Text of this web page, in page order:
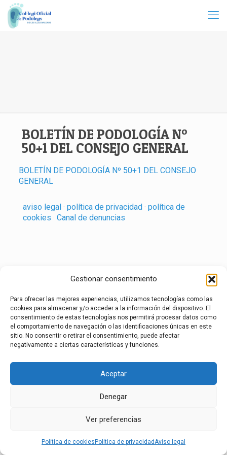
Gestionar consentimiento
Para ofrecer las mejores experiencias, utilizamos tecnologías como las
cookies para almacenar y/o acceder a la información del dispositivo. El
consentimiento de estas tecnologías nos permitirá procesar datos como
el comportamiento de navegación o las identificaciones únicas en este
sitio. No consentir o retirar el consentimiento, puede afectar
negativamente a ciertas características y funciones.
Aceptar
Denegar
Ver preferencias
Política de cookies Política de privacidadAviso legal
BOLETÍN DE PODOLOGÍA Nº
50+1 DEL CONSEJO GENERAL
BOLETÍN DE PODOLOGÍA Nº 50+1 DEL CONSEJO
GENERAL
aviso legal · política de privacidad · política de
cookies · Canal de denuncias